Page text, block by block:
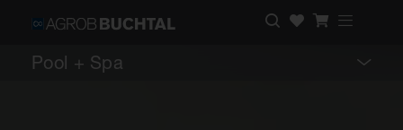
Pool + Spa